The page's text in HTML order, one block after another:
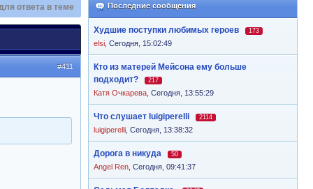
Последние сообщения
Худшие поступки любимых героев 173
elsi Сегодня, 15:02:49
Кто из матерей Мейсона ему больше
подходит?
217
Катя Очкарева Сегодня, 13:55:29
Что слушает luigiperelli 2114
luigiperelli Сегодня, 13:38:32
Дорога в никуда 50
Angel Ren Сегодня, 09:41:37
ответа в теме
#411